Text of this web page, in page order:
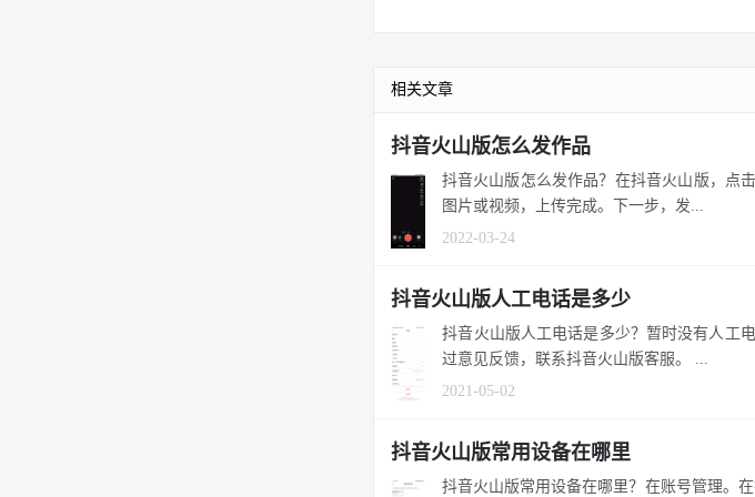
相关文章
抖音火山版怎么发作品
抖音火山版怎么发作品？在抖音火山版，点
图片或视频，上传完成。下一步，发...
2022-03-24
抖音火山版人工电话是多少
抖音火山版人工电话是多少？暂时没有人工
过意见反馈，联系抖音火山版客服。 ...
2021-05-02
抖音火山版常用设备在哪里
抖音火山版常用设备在哪里？在账号管理。